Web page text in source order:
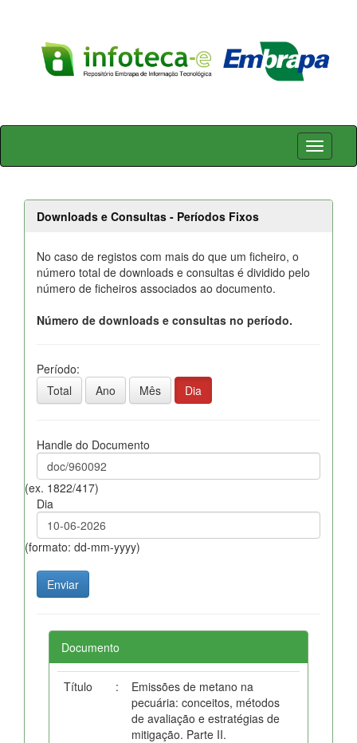
Skip
Downloads e Consultas - Períodos Fixos
No caso de registos com mais do que um ficheiro, o
número total de downloads e consultas é dividido pelo
número de ficheiros associados ao documento.
Número de downloads e consultas no período.
Período:
Total
Ano Mês Dia
Handle do Documento
(ex. 1822/417)
Dia
(formato: dd-mm-yyyy)
Documento
Título :
Emissões de metano na
pecuária: conceitos, métodos
de avaliação e estratégias de
mitigação. Parte II.